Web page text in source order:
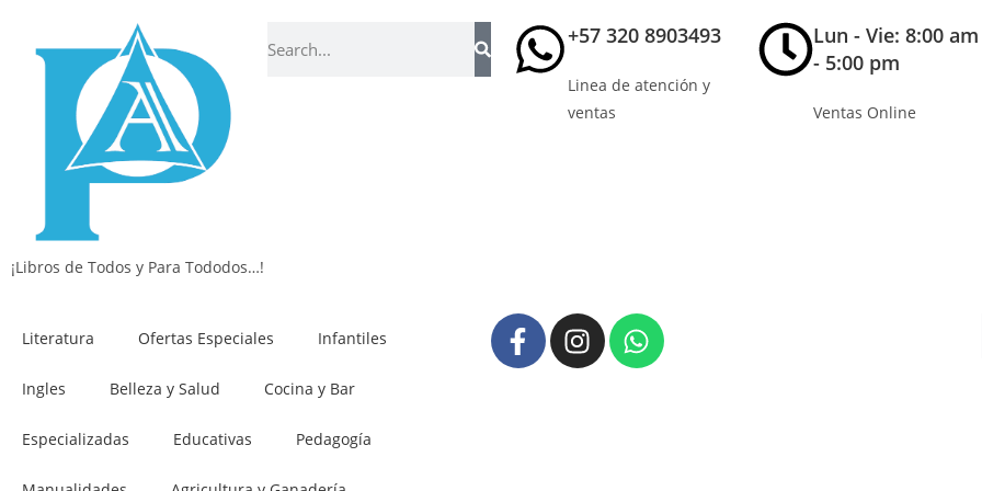
+57 320 8903493
Linea de atención y
ventas
Lun - Vie: 8:00 am
- 5:00 pm
Ventas Online
¡Libros de Todos y Para Tododos…!
Literatura Ofertas Especiales Infantiles
Ingles Belleza y Salud Cocina y Bar
Especializadas Educativas Pedagogía